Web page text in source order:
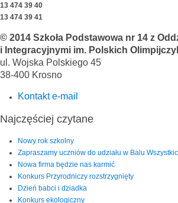
13 474 39 40
13 474 39 41
© 2014 Szkoła Podstawowa nr 14 z
i Integracyjnymi im. Polskich
ul. Wojska Polskiego 45
38-400 Krosno
Kontakt e-mail
Najczęściej czytane
Nowy rok szkolny
Zapraszamy uczniów do udziału w Balu
Nowa firma będzie nas karmić
Konkurs Przyrodniczy rozstrzygnięty
Dzień babci i dziadka
Konkurs ekologiczny